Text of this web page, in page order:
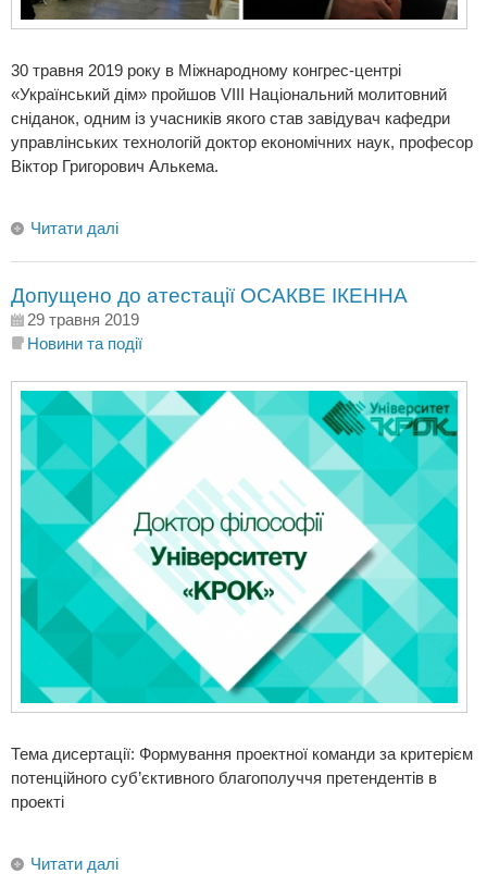
30 травня 2019 року в Міжнародному конгрес-центрі
«Український дім» пройшов VIII Національний молитовний
сніданок, одним із учасників якого став завідувач кафедри
управлінських технологій доктор економічних наук, професор
Віктор Григорович Алькема.
Читати далі
Допущено до атестації ОСАКВЕ ІКЕННА
29 травня 2019
Новини та події
Тема дисертації: Формування проектної команди за критерієм
потенційного суб’єктивного благополуччя претендентів в
проекті
Читати далі